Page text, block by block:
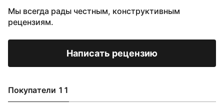
Мы всегда рады честным, конструктивным
рецензиям.
Написать рецензию
Покупатели 11